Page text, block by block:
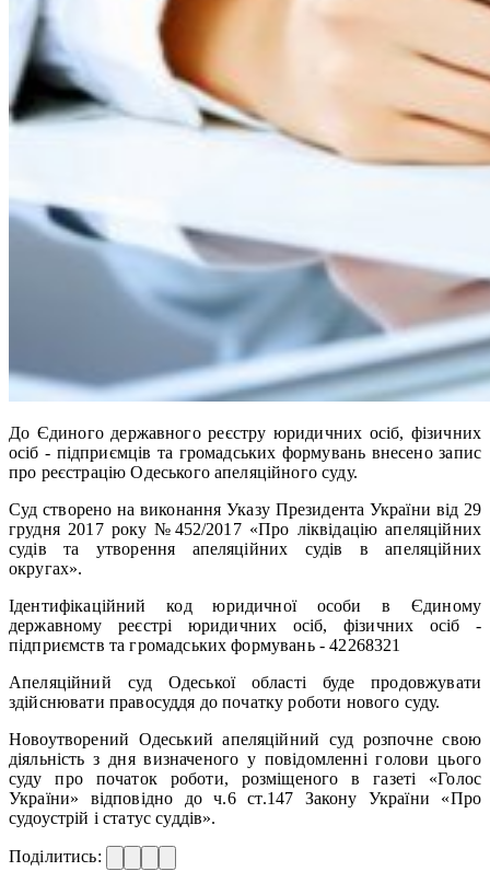
До Єдиного державного реєстру юридичних осіб, фізичних
осіб - підприємців та громадських формувань внесено запис
про реєстрацію Одеського апеляційного суду.
Суд створено на виконання Указу Президента України від 29
грудня 2017 року №452/2017 «Про ліквідацію апеляційних
судів та утворення апеляційних судів в апеляційних
округах».
Ідентифікаційний код юридичної особи в Єдиному
державному реєстрі юридичних осіб, фізичних осіб -
підприємств та громадських формувань - 42268321
Апеляційний суд Одеської області буде продовжувати
здійснювати правосуддя до початку роботи нового суду.
Новоутворений Одеський апеляційний суд розпочне свою
діяльність з дня визначеного у повідомленні голови цього
суду про початок роботи, розміщеного в газеті «Голос
України» відповідно до ч.6 ст.147 Закону України «Про
судоустрій і статус суддів».
Поділитись: